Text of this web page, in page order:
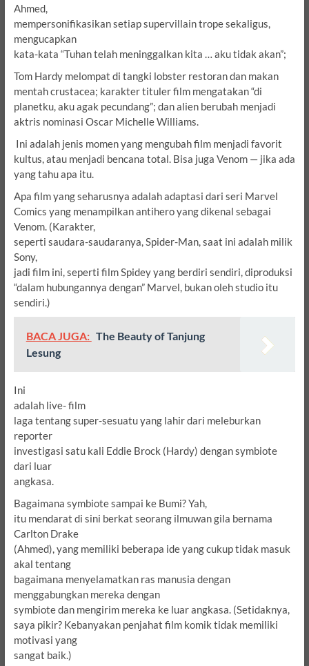
Ahmed,
mempersonifikasikan setiap supervillain trope sekaligus,
mengucapkan
kata-kata “Tuhan telah meninggalkan kita … aku tidak akan”;
Tom Hardy melompat di tangki lobster restoran dan makan
mentah crustacea; karakter tituler film mengatakan “di
planetku, aku agak pecundang”; dan alien berubah menjadi
aktris nominasi Oscar Michelle Williams.
Ini adalah jenis momen yang mengubah film menjadi favorit
kultus, atau menjadi bencana total. Bisa juga Venom — jika ada
yang tahu apa itu.
Apa film yang seharusnya adalah adaptasi dari seri Marvel
Comics yang menampilkan antihero yang dikenal sebagai
Venom. (Karakter,
seperti saudara-saudaranya, Spider-Man, saat ini adalah milik
Sony,
jadi film ini, seperti film Spidey yang berdiri sendiri, diproduksi
“dalam hubungannya dengan” Marvel, bukan oleh studio itu
sendiri.)
BACA JUGA: The Beauty of Tanjung
Lesung
Ini
adalah live-film
laga tentang super-sesuatu yang lahir dari meleburkan
reporter
investigasi satu kali Eddie Brock (Hardy) dengan symbiote
dari luar
angkasa.
Bagaimana symbiote sampai ke Bumi?Yah,
itu mendarat di sini berkat seorang ilmuwan gila bernama
Carlton Drake
(Ahmed), yang memiliki beberapa ide yang cukup tidak masuk
akal tentang
bagaimana menyelamatkan ras manusia dengan
menggabungkan mereka dengan
symbiote dan mengirim mereka ke luar angkasa. (Setidaknya,
saya pikir? Kebanyakan penjahat film komik tidak memiliki
motivasi yang
sangat baik.)